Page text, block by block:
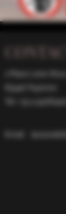
CONTACT